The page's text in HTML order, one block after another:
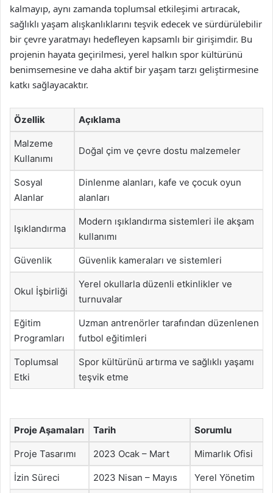
kalmayıp, aynı zamanda toplumsal etkileşimi artıracak,
sağlıklı yaşam alışkanlıklarını teşvik edecek ve sürdürülebilir
bir çevre yaratmayı hedefleyen kapsamlı bir girişimdir. Bu
projenin hayata geçirilmesi, yerel halkın spor kültürünü
benimsemesine ve daha aktif bir yaşam tarzı geliştirmesine
katkı sağlayacaktır.
Özellik Açıklama
Malzeme
Kullanımı
Doğal çim ve çevre dostu malzemeler
Sosyal
Alanlar
Dinlenme alanları, kafe ve çocuk oyun
alanları
Işıklandırma
Modern ışıklandırma sistemleri ile akşam
kullanımı
Güvenlik Güvenlik kameraları ve sistemleri
Okul İşbirliği
Yerel okullarla düzenli etkinlikler ve
turnuvalar
Eğitim
Programları
Uzman antrenörler tarafından düzenlenen
futbol eğitimleri
Toplumsal
Etki
Spor kültürünü artırma ve sağlıklı yaşamı
teşvik etme
Proje Aşamaları Tarih Sorumlu
Proje Tasarımı 2023 Ocak – Mart Mimarlık Ofisi
İzin Süreci 2023 Nisan – Mayıs Yerel Yönetim